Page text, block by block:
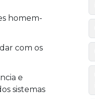
homem-
com os
e
sistemas